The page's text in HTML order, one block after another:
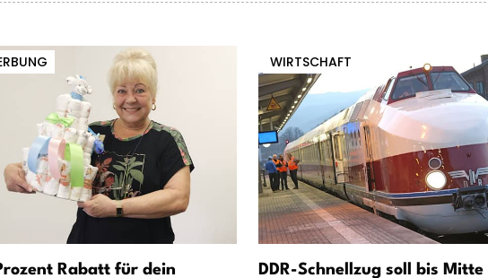
Rabatt für dein
WIRTSCHAFT
DDR-Schnellzug soll bis Mitte